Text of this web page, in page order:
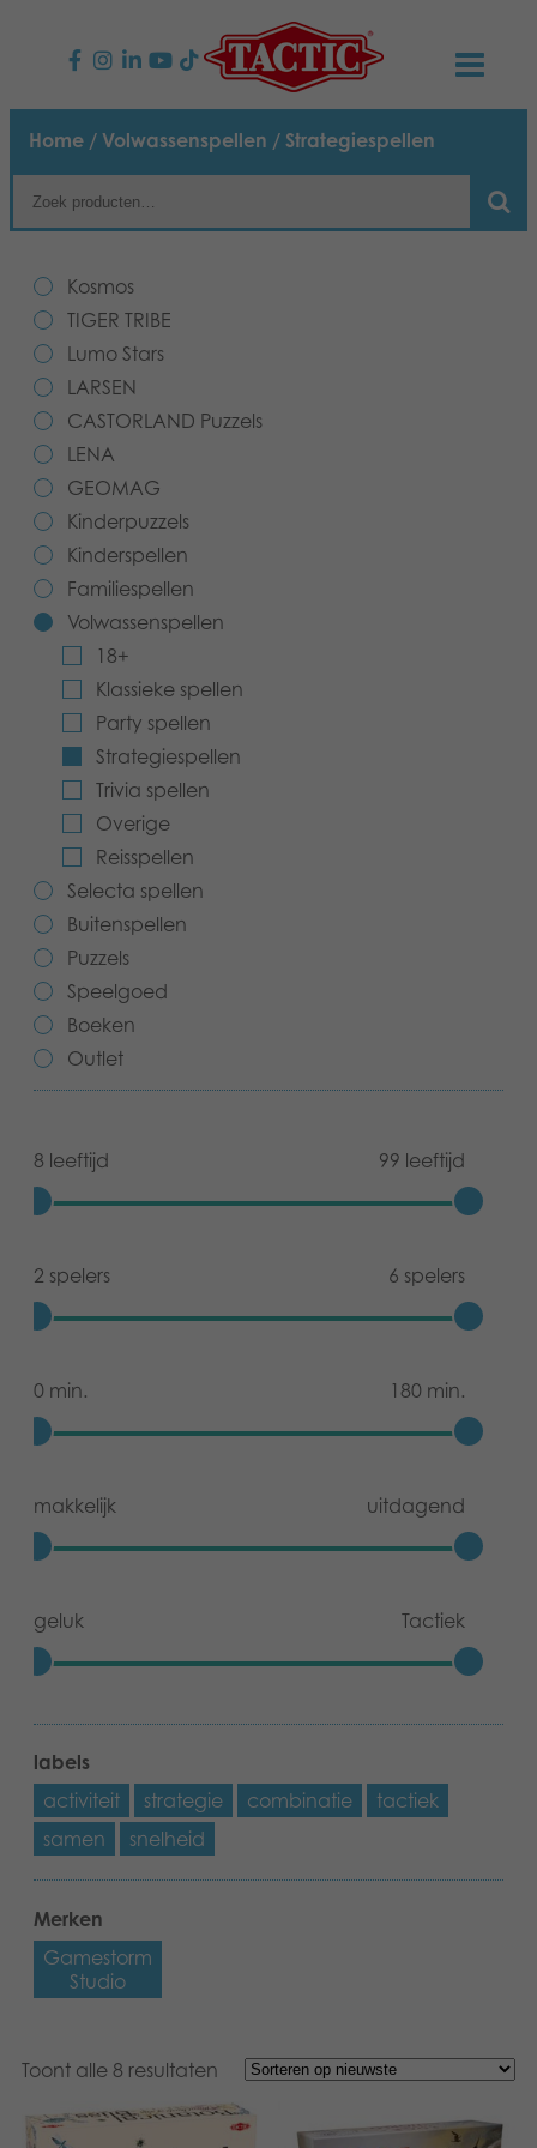
PRODUCTEN
Kinderspellen
Volwassenspellen
Selecta spellen
Puzzels
Speelgoed
Boeken
Apps
Gearchiveerde producten
NIEUWS
Onze productbelofte
Verantwoordelijkheid
Ons verhaal
CONTACT
Contact opnemen
Links
Media
Home / Volwassenspellen / Strategiespellen
Kosmos
TIGER TRIBE
Lumo Stars
LARSEN
CASTORLAND Puzzels
LENA
GEOMAG
Kinderpuzzels
Kinderspellen
Familiespellen
Volwassenspellen
18+
Klassieke spellen
Party spellen
Strategiespellen
Trivia spellen
Overige
Reisspellen
Selecta spellen
Buitenspellen
Puzzels
Speelgoed
Boeken
Outlet
8 leeftijd 99 leeftijd
2 spelers 6 spelers
0 min. 180 min.
makkelijk uitdagend
geluk Tactiek
labels
activiteit
strategie combinatie
tactiek
samen
snelheid
Merken
Gamestorm
Studio
Toont alle 8 resultaten